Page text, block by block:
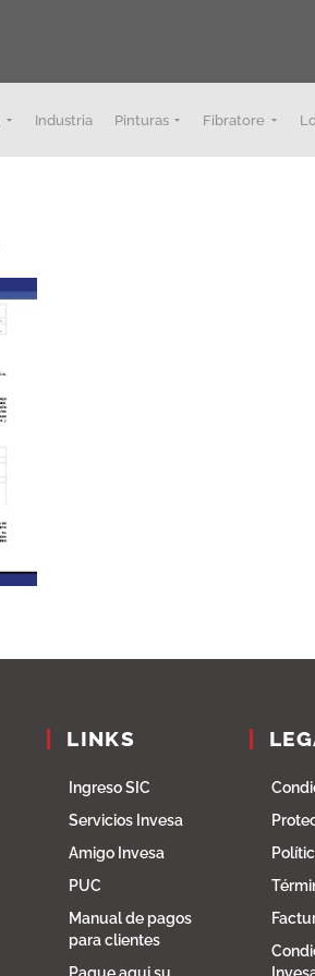
Industria Pinturas Fibratore
LINKS
Ingreso SIC
Servicios Invesa
Amigo Invesa
PUC
Manual de pagos
para clientes